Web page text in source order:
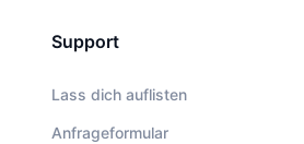
Support
Lass dich auflisten
Anfrageformular